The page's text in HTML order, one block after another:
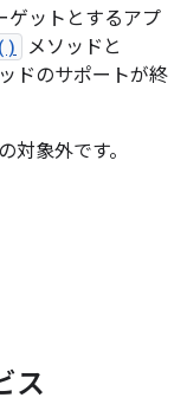
ゲットとするアプ
メソッドと
ドのサポートが終
象外です。
ス